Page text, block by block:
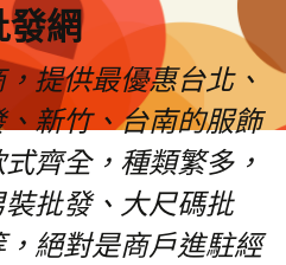
發網
提供最優惠台北、
新竹、台南的服飾
齊全，種類繁多，
批發、大尺碼批
絕對是商戶進駐經